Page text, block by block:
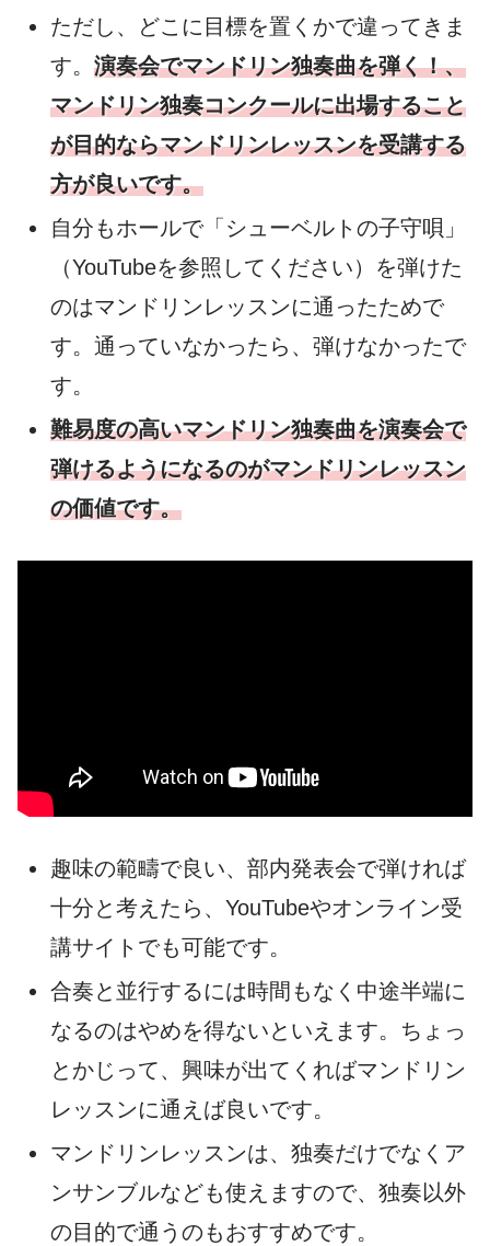
ただし、どこに目標を置くかで違ってきま
す。 演奏会でマンドリン独奏曲を弾く！、
マンドリン独奏コンクールに出場すること
が目的ならマンドリンレッスンを受講する
方が良いです。
自分もホールで「シューベルトの子守唄」
（YouTubeを参照してください）を弾けた
のはマンドリンレッスンに通ったためで
す。通っていなかったら、弾けなかったで
す。
難易度の高いマンドリン独奏曲を演奏会で
弾けるようになるのがマンドリンレッスン
の価値です。
趣味の範疇で良い、部内発表会で弾ければ
十分と考えたら、YouTubeやオンライン受
講サイトでも可能です。
合奏と並行するには時間もなく中途半端に
なるのはやめを得ないといえます。ちょっ
とかじって、興味が出てくればマンドリン
レッスンに通えば良いです。
マンドリンレッスンは、独奏だけでなくア
ンサンブルなども使えますので、独奏以外
の目的で通うのもおすすめです。